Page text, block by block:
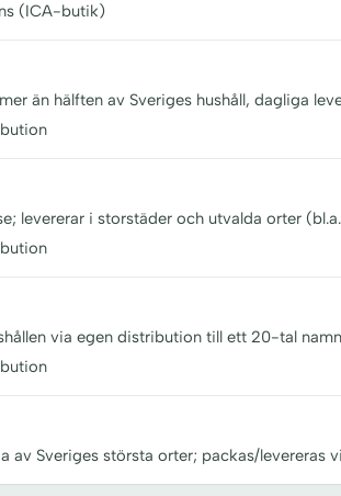
(ICA-butik)
än hälften av Sveriges hushåll, dagliga
levererar i storstäder och utvalda orter
via egen distribution till ett 20-tal
av Sveriges största orter; packas/levereras